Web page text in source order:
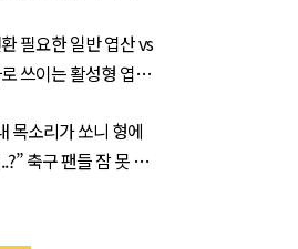
필요한 일반 엽산 vs
쓰이는 활성형 엽
주목
목소리가 쏘니 형에
축구 팬들 잠 못 들